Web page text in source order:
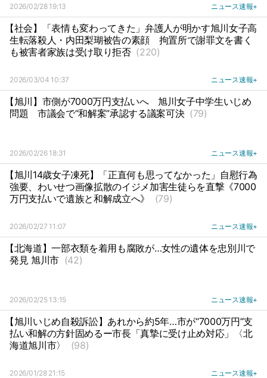
2026/02/28 19:13 ニュース速報+
【社会】「表情も変わってきた」弁護人が明かす旭川女子高
生転落殺人・内田梨瑚被告の素顔
拘置所で謝罪文を書く
も被害者家族は受け取り拒否 (220)
2026/03/04 10:37 ニュース速報+
【旭川】市側が7000万円支払いへ
旭川女子中学生いじめ
問題
市議会で“和解案”承認する議案可決 (79)
2026/02/26 18:31 ニュース速報+
【旭川14歳女子凍死】「正直何も思ってなかった」自慰行為
強要、わいせつ画像拡散のイジメ加害生徒らを直撃《7000
万円支払いで遺族と和解成立へ》
(79)
2026/02/27 11:07 ニュース速報+
【北海道】一部衣類を着用も腐敗が…女性の遺体を忠別川で
発見 旭川市 (42)
2026/02/25 13:15 ニュース速報+
【旭川いじめ自殺訴訟】あれから約5年…市が“7000万円”支
払い和解の方針固めるー市長「真摯に受け止め対応」〈北
海道旭川市〉
(98)
2026/01/28 21:15 ニュース速報+